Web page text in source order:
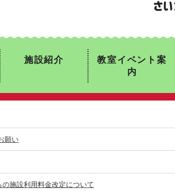
施設紹介
教室イベント案
内
願い
の施設利用料金改定について